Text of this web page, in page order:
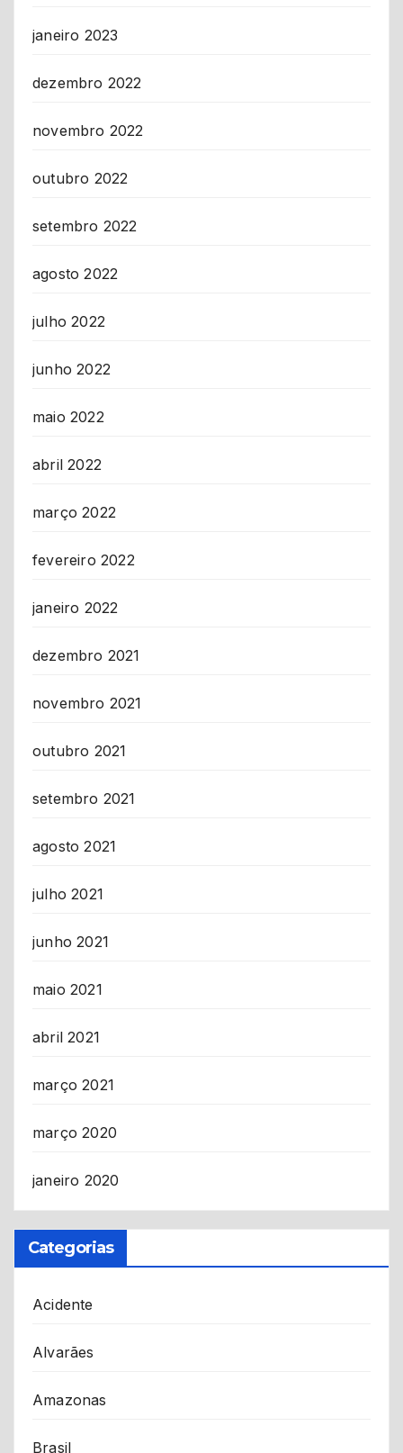
janeiro 2023
dezembro 2022
novembro 2022
outubro 2022
setembro 2022
agosto 2022
julho 2022
junho 2022
maio 2022
abril 2022
março 2022
fevereiro 2022
janeiro 2022
dezembro 2021
novembro 2021
outubro 2021
setembro 2021
agosto 2021
julho 2021
junho 2021
maio 2021
abril 2021
março 2021
março 2020
janeiro 2020
Categorias
Acidente
Alvarães
Amazonas
Brasil